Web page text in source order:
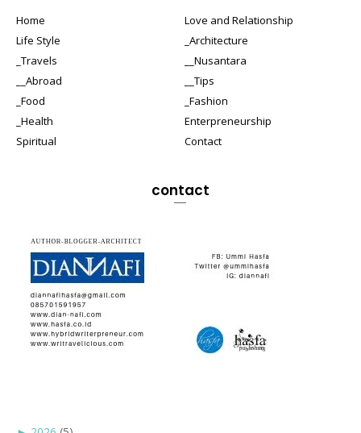
Home
Love and Relationship
Life Style
_Architecture
_Travels
__Nusantara
__Abroad
__Tips
_Food
_Fashion
_Health
Enterpreneurship
Spiritual
Contact
contact